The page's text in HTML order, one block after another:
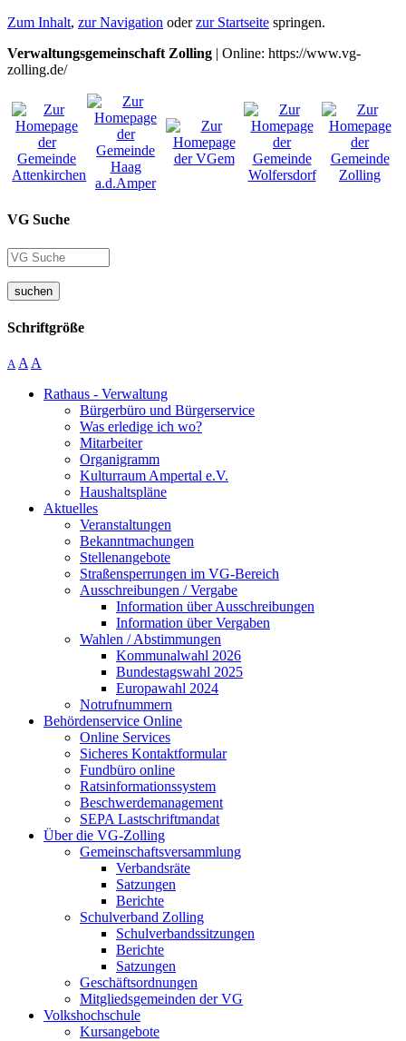
Zum Inhalt, zur Navigation oderzur Startseite springen.
Verwaltungsgemeinschaft Zolling | Online: https://www.vg-
zolling.de/
VG Suche
suchen
Schriftgröße
A A A
Rathaus - Verwaltung
Bürgerbüro und Bürgerservice
Was erledige ich wo?
Mitarbeiter
Organigramm
Kulturraum Ampertal e.V.
Haushaltspläne
Aktuelles
Veranstaltungen
Bekanntmachungen
Stellenangebote
Straßensperrungen im VG-Bereich
Ausschreibungen / Vergabe
Information über Ausschreibungen
Information über Vergaben
Wahlen / Abstimmungen
Kommunalwahl 2026
Bundestagswahl 2025
Europawahl 2024
Notrufnummern
Behördenservice Online
Online Services
Sicheres Kontaktformular
Fundbüro online
Ratsinformationssystem
Beschwerdemanagement
SEPA Lastschriftmandat
Über die VG-Zolling
Gemeinschaftsversammlung
Verbandsräte
Satzungen
Berichte
Schulverband Zolling
Schulverbandssitzungen
Berichte
Satzungen
Geschäftsordnungen
Mitgliedsgemeinden der VG
Volkshochschule
Kursangebote